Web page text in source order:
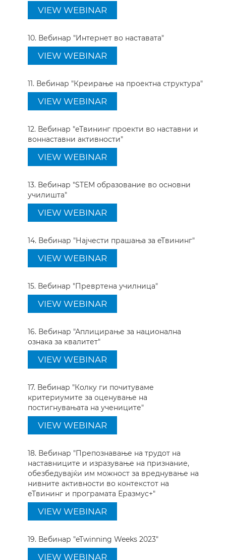
VIEW WEBINAR
10. Вебинар "Интернет во наставата"
VIEW WEBINAR
11. Вебинар "Креирање на проектна структура"
VIEW WEBINAR
12. Вебинар "еТвининг проекти во наставни и
воннаставни активности"
VIEW WEBINAR
13. Вебинар "STEM образование во основни
училишта"
VIEW WEBINAR
14. Вебинар "Најчести прашања за eTвининг"
VIEW WEBINAR
15. Вебинар "Превртена училница"
VIEW WEBINAR
16. Вебинар "Аплицирање за национална
ознака за квалитет"
VIEW WEBINAR
17. Вебинар "Колку ги почитуваме
критериумите за оценување на
постигнувањата на учениците"
VIEW WEBINAR
18. Вебинар "Препознавање на трудот на
наставниците и изразување на признание,
обезбедувајќи им можност за вреднување на
нивните активности во контекстот на
еТвининг и програмата Еразмус+"
VIEW WEBINAR
19. Вебинар "eTwinning Weeks 2023"
VIEW WEBINAR